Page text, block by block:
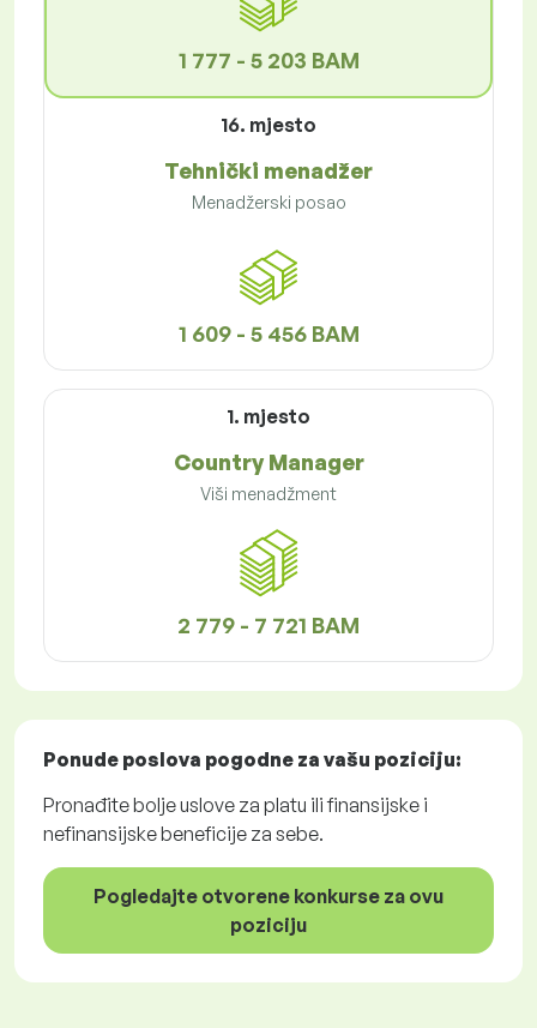
1 777 - 5 203 BAM
16. mjesto
Tehnički menadžer
Menadžerski posao
1 609 - 5 456 BAM
1. mjesto
Country Manager
Viši menadžment
2 779 - 7 721 BAM
Ponude poslova pogodne za vašu poziciju:
Pronađite bolje uslove za platu ili finansijske i
nefinansijske beneficije za sebe.
Pogledajte otvorene konkurse za ovu
poziciju